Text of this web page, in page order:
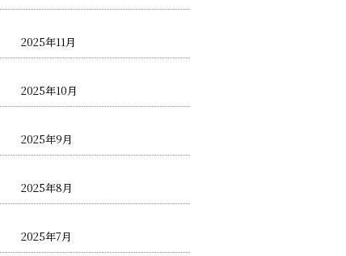
2025年11月
2025年10月
2025年9月
2025年8月
2025年7月